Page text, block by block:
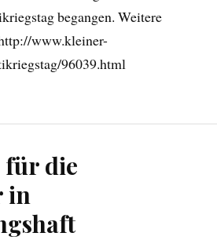
begangen. Weitere
www.kleiner-
96039.html
für die
in